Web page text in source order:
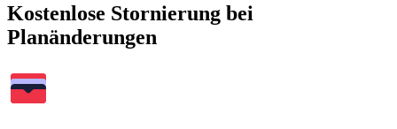
Kostenlose Stornierung bei
Planänderungen